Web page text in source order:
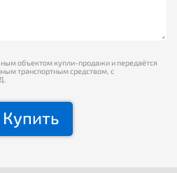
объектом купли-продажи и передаётся
транспортным средством, с
Купить